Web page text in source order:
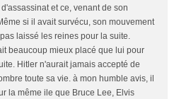
et ce, venant de son
si il avait survécu, son mouvement
laissé les reines pour la suite.
beaucoup mieux placé que lui pour
Hitler n'aurait jamais accepté de
toute sa vie. à mon humble avis, il
la même ile que Bruce Lee, Elvis